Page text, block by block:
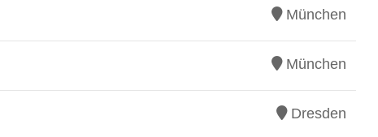
München
München
Dresden